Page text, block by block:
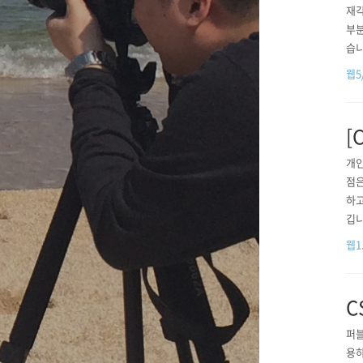
재
부
습
로
를
웹
개
점
하
깁
방
웹
퍼
용